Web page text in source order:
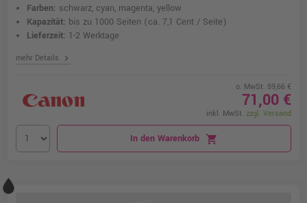
Farben: schwarz, cyan, magenta, yellow
Kapazität: bis zu 1000 Seiten (ca. 7,1 Cent / Seite)
Lieferzeit: 1-2 Werktage
mehr Details chevron_right
o. MwSt. 59,66 €
71,00 €
inkl. MwSt. zzgl. Versand
In den Warenkorb shopping_cart